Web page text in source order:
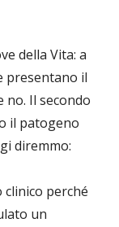
della Vita: a
presentano il
Il secondo
il patogeno
diremmo:
perché
un